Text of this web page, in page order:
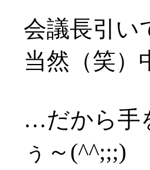
会議長引い
当然（笑）
…だから手
ぅ～(^^;;;)